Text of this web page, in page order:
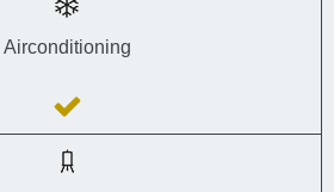
Airconditioning